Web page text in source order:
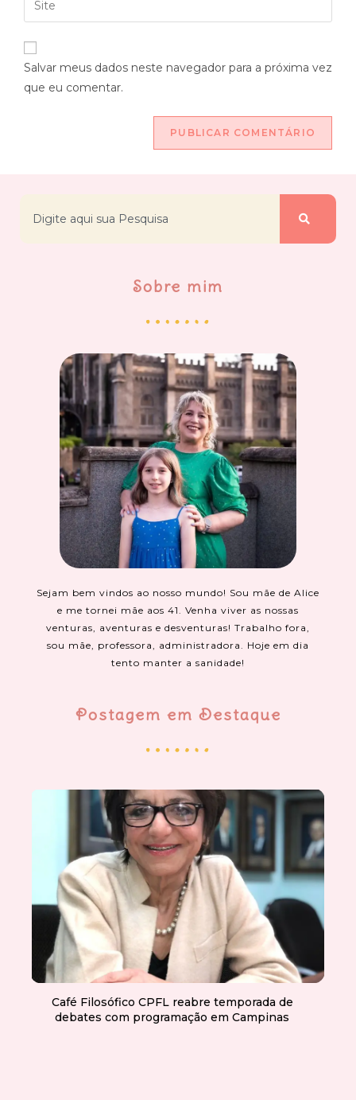
Salvar meus dados neste navegador para a próxima vez
que eu comentar.
Sobre mim
Sejam bem vindos ao nosso mundo! Sou mãe de Alice
e me tornei mãe aos 41. Venha viver as nossas
venturas, aventuras e desventuras! Trabalho fora,
sou mãe, professora, administradora. Hoje em dia
tento manter a sanidade!
Postagem em Destaque
Café Filosófico CPFL reabre temporada de
debates com programação em Campinas